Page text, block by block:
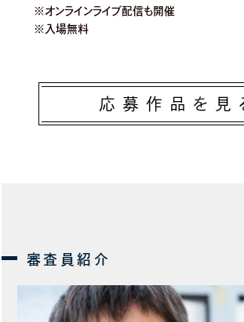
※オンラインライブ配信も開催
※入場無料
応募作品を見